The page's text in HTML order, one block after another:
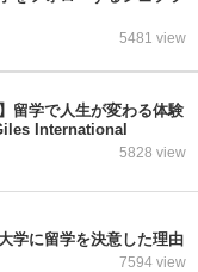
5481 view
留学で人生が変わる体験
International
5828 view
学に留学を決意した理由
7594 view